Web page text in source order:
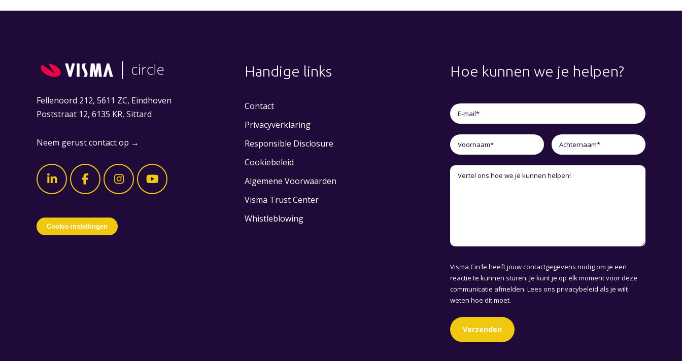
Fellenoord 212, 5611 ZC, Eindhoven
Poststraat 12, 6135 KR, Sittard
Neem gerust contact op →
Cookie-instellingen
Handige links
Contact
Privacyverklaring
Responsible Disclosure
Cookiebeleid
Algemene Voorwaarden
Visma Trust Center
Whistleblowing
Hoe kunnen we je helpen?
Visma Circle heeft jouw contactgegevens nodig om je een
reactie te kunnen sturen. Je kunt je op elk moment voor deze
communicatie afmelden. Lees onsprivacybeleid als je wilt
weten hoe dit moet.